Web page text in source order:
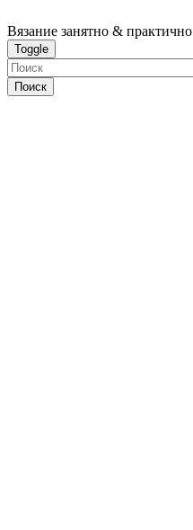
Вязание занятно & практично
Toggle
Поиск